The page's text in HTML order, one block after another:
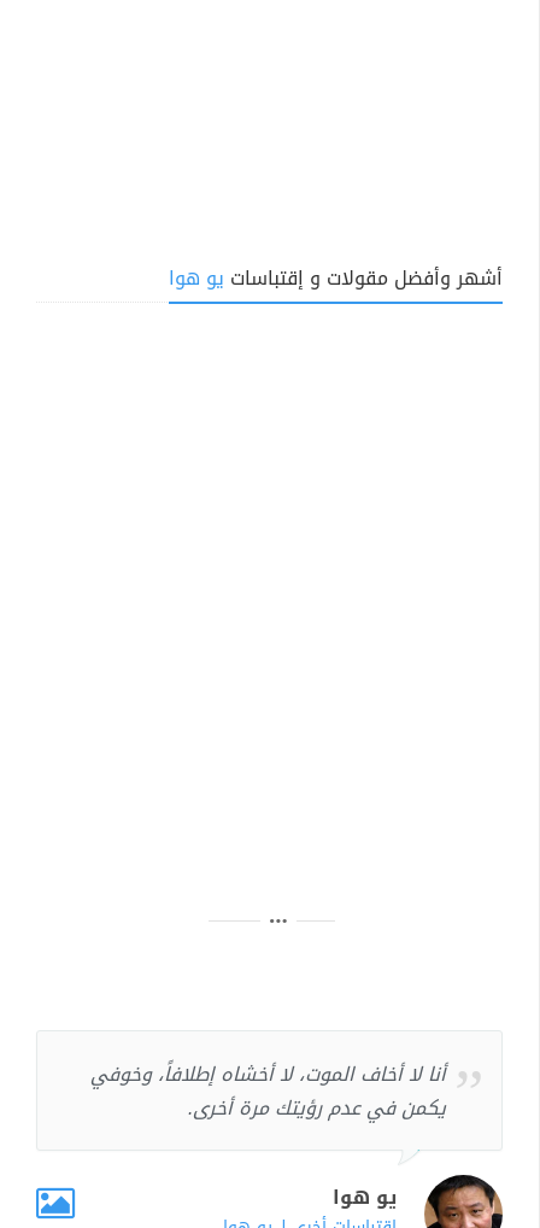
أشهر وأفضل مقولات و إقتباسات يو هوا
أنا لا أخاف الموت، لا أخشاه إطلافاً، وخوفي
يكمن في عدم رؤيتك مرة أخرى.
يو هوا